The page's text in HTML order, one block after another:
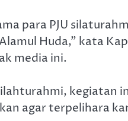
para PJU
Huda,” kata
media ini.
kegiatan
agar terpelihara